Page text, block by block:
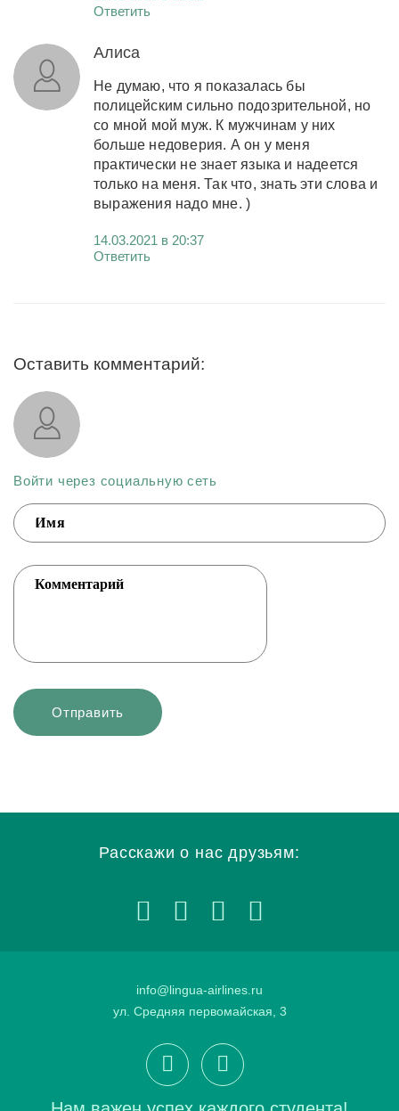
Ответить
Алиса
Не думаю, что я показалась бы
полицейским сильно подозрительной, но
со мной мой муж. К мужчинам у них
больше недоверия. А он у меня
практически не знает языка и надеется
только на меня. Так что, знать эти слова и
выражения надо мне. )
14.03.2021 в 20:37
Ответить
Оставить комментарий:
Войти через социальную сеть
Расскажи о нас друзьям:
info@lingua-airlines.ru
ул. Средняя первомайская, 3